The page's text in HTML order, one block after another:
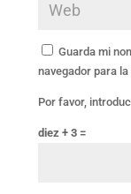
Guarda mi
navegador para
Por favor,
diez + 3 =